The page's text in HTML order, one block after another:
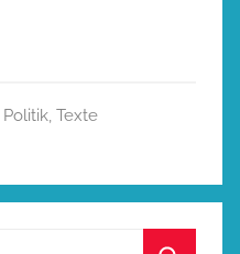
Politik, Texte